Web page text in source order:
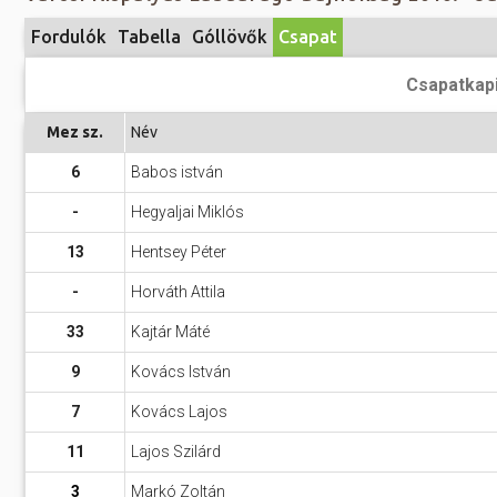
Gyerekeknek
Tanfolyam, képzés
Tábor
Egyházi, vallási
megemlékezések
Megyei kitekintő
most
Víz
Összes
Egyéb
Fordulók Tabella Góllövők Csapat
Mez sz. Név
6 Babos istván
- Hegyaljai Miklós
13 Hentsey Péter
- Horváth Attila
33 Kajtár Máté
9 Kovács István
7 Kovács Lajos
11 Lajos Szilárd
3 Markó Zoltán